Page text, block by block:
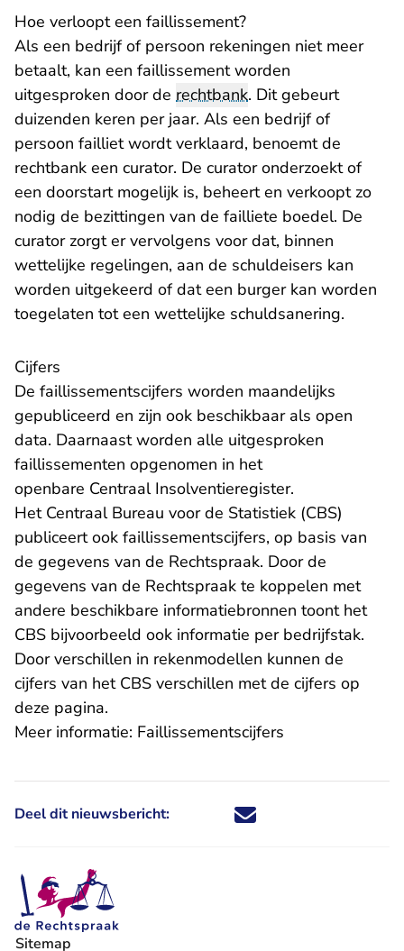
Hoe verloopt een faillissement?
Als een bedrijf of persoon rekeningen niet meer
betaalt, kan een faillissement worden
uitgesproken door de rechtbank. Dit gebeurt
duizenden keren per jaar. Als een bedrijf of
persoon failliet wordt verklaard, benoemt de
rechtbank een curator. De curator onderzoekt of
een doorstart mogelijk is, beheert en verkoopt zo
nodig de bezittingen van de failliete boedel. De
curator zorgt er vervolgens voor dat, binnen
wettelijke regelingen, aan de schuldeisers kan
worden uitgekeerd of dat een burger kan worden
toegelaten tot een wettelijke schuldsanering.
Cijfers
De faillissementscijfers worden maandelijks
gepubliceerd en zijn ook beschikbaar als open
data. Daarnaast worden alle uitgesproken
faillissementen opgenomen in het
openbare Centraal Insolventieregister- U verlaat
.
Het Centraal Bureau voor de Statistiek (CBS)
publiceert ook faillissementscijfers, op basis van
de gegevens van de Rechtspraak. Door de
gegevens van de Rechtspraak te koppelen met
andere beschikbare informatiebronnen toont het
CBS bijvoorbeeld ook informatie per bedrijfstak.
Door verschillen in rekenmodellen kunnen de
cijfers van het CBS verschillen met de cijfers op
deze pagina.
Meer informatie: Faillissementscijfers
Deel dit nieuwsbericht: Deel dit nieuwsbericht via X -
Deel dit nieuwsbericht via
Deel dit nieuwsbericht
Deel dit
Sitemap